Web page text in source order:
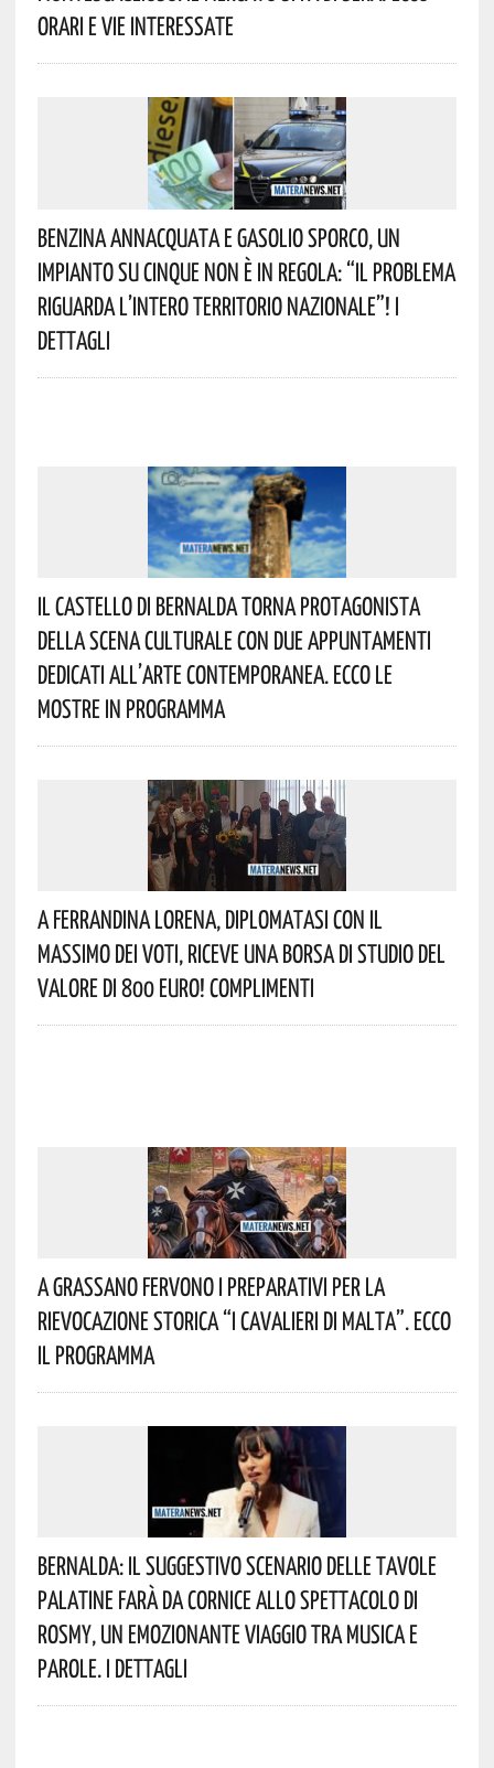
Orari E Vie Interessate
Benzina Annacquata E Gasolio Sporco, Un
Impianto Su Cinque Non È In Regola: “il Problema
Riguarda L’intero Territorio Nazionale”! I
Dettagli
Il Castello Di Bernalda Torna Protagonista
Della Scena Culturale Con Due Appuntamenti
Dedicati All’arte Contemporanea. Ecco Le
Mostre In Programma
A Ferrandina Lorena, Diplomatasi Con Il
Massimo Dei Voti, Riceve Una Borsa Di Studio Del
Valore Di 800 Euro! Complimenti
A Grassano Fervono I Preparativi Per La
Rievocazione Storica “I CAVALIERI DI MALTA”. Ecco
Il Programma
Bernalda: Il Suggestivo Scenario Delle Tavole
Palatine Farà Da Cornice Allo Spettacolo Di
Rosmy, Un Emozionante Viaggio Tra Musica E
Parole. I Dettagli